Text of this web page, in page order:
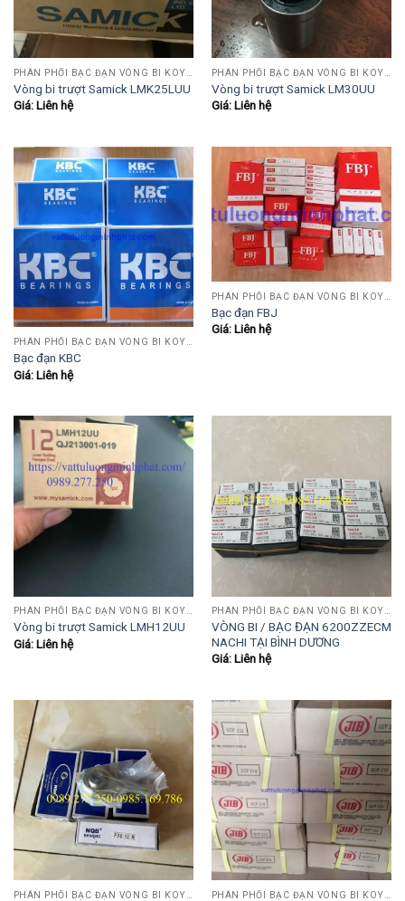
Vòng bi trượt Samick LMK25LUU
Giá: Liên hệ
Vòng bi trượt Samick LM30UU
Giá: Liên hệ
Bạc đạn KBC
Giá: Liên hệ
Bạc đạn FBJ
Giá: Liên hệ
Vòng bi trượt Samick LMH12UU
Giá: Liên hệ
VÒNG BI / BẠC ĐẠN 6200ZZECM
NACHI TẠI BÌNH DƯƠNG
Giá: Liên hệ